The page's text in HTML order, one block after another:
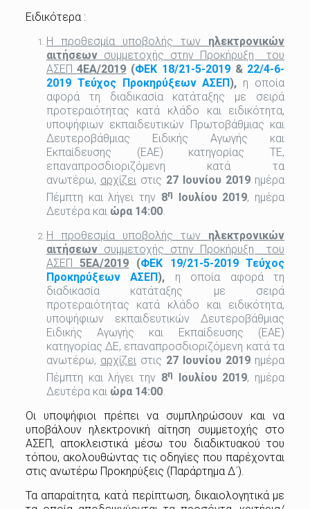
Ειδικότερα :
Η προθεσμία υποβολής των ηλεκτρονικών
αιτήσεωνσυμμετοχής στην Προκήρυξη του
ΑΣΕΠ4ΕΑ/2019 (ΦΕΚ 18/21-5-2019& 22/4-6-
2019 Τεύχος Προκηρύξεων ΑΣΕΠ), η οποία
αφορά τη διαδικασία κατάταξης με σειρά
προτεραιότητας κατά κλάδο και ειδικότητα,
υποψήφιων εκπαιδευτικών Πρωτοβάθμιας και
Δευτεροβάθμιας Ειδικής Αγωγής και
Εκπαίδευσης (ΕΑΕ) κατηγορίας ΤΕ,
επαναπροσδιοριζόμενη κατά τα
ανωτέρω, αρχίζει στις 27 Ιουνίου 2019 ημέρα
Πέμπτη και λήγει την 8η Ιουλίου 2019, ημέρα
Δευτέρα και ώρα 14:00.
Η προθεσμία υποβολής των ηλεκτρονικών
αιτήσεωνσυμμετοχής στην Προκήρυξη του
ΑΣΕΠ5ΕΑ/2019 (ΦΕΚ 19/21-5-2019 Τεύχος
Προκηρύξεων ΑΣΕΠ), η οποία αφορά τη
διαδικασία κατάταξης με σειρά
προτεραιότητας κατά κλάδο και ειδικότητα,
υποψήφιων εκπαιδευτικών Δευτεροβάθμιας
Ειδικής Αγωγής και Εκπαίδευσης (ΕΑΕ)
κατηγορίας ΔΕ, επαναπροσδιοριζόμενη κατά τα
ανωτέρω, αρχίζειστις 27 Ιουνίου 2019 ημέρα
Πέμπτη και λήγει την 8η Ιουλίου 2019, ημέρα
Δευτέρα και ώρα 14:00.
Οι υποψήφιοι πρέπει να συμπληρώσουν και να
υποβάλουν ηλεκτρονική αίτηση συμμετοχής στο
ΑΣΕΠ, αποκλειστικά μέσω του διαδικτυακού του
τόπου, ακολουθώντας τις οδηγίες που παρέχονται
στις ανωτέρω Προκηρύξεις (Παράρτημα Δ΄).
Τα απαραίτητα, κατά περίπτωση, δικαιολογητικά με